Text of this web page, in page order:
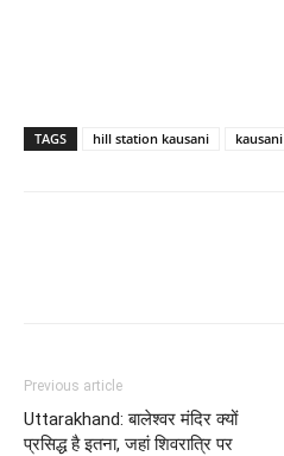
TAGS hill station kausani kausani
Previous article
Uttarakhand: बालेश्वर मंदिर क्यों
प्रसिद्ध है इतना, जहां शिवरात्रि पर